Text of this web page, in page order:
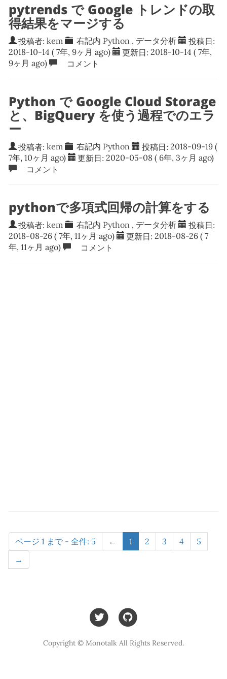
pytrends で Google トレンドの取
得結果をマージする
投稿者: kem 右記内 Python , データ分析 投稿日:
2018-10-14 ( 7年, 9ヶ月 ago) 更新日: 2018-10-14 ( 7年,
9ヶ月 ago)
コメント
Python で Google Cloud Storage
と、BigQuery を使う過程でのエラ
ー
投稿者: kem 右記内 Python 投稿日: 2018-09-19(
7年, 10ヶ月 ago)
更新日: 2020-05-08 ( 6年, 3ヶ月 ago)
コメント
pythonで多項式回帰の計算をする
投稿者: kem 右記内 Python , データ分析 投稿日:
2018-08-26 ( 7年, 11ヶ月 ago) 更新日: 2018-08-26 ( 7
年, 11ヶ月 ago)
コメント
ページ 1 まで - 全件: 5 ← 1 2 3 4
5
→
Copyright © Monotalk All Rights Reserved.